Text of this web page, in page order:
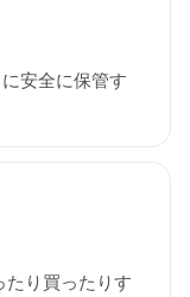
安全に保管す
たり買ったりす